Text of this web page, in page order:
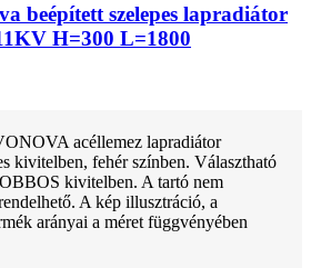
beépített szelepes lapradiátor
H=300 L=1800
acéllemez lapradiátor
kivitelben, fehér színben. Választható
kivitelben. A tartó nem
A kép illusztráció, a
arányai a méret függvényében